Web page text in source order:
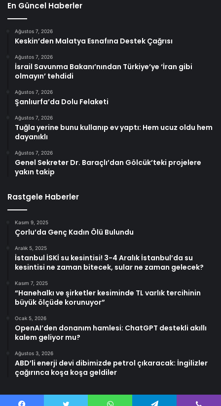
En Güncel Haberler
Ağustos 7, 2026
Keskin’den Malatya Esnafına Destek Çağrısı
Ağustos 7, 2026
İsrail Savunma Bakanı’nından Türkiye’ye ‘İran gibi
olmayın’ tehdidi
Ağustos 7, 2026
Şanlıurfa’da Dolu Felaketi
Ağustos 7, 2026
Tuğla yerine bunu kullanıp ev yaptı: Hem ucuz oldu hem
dayanıklı
Ağustos 7, 2026
Genel Sekreter Dr. Baraçlı’dan Gölcük’teki projelere
yakın takip
Rastgele Haberler
Kasım 9, 2025
Çorlu’da Genç Kadın Ölü Bulundu
Aralık 5, 2025
İstanbul İSKİ su kesintisi! 3-4 Aralık İstanbul’da su
kesintisi ne zaman bitecek, sular ne zaman gelecek?
Kasım 7, 2025
“Hanehalkı ve şirketler kesiminde TL varlık tercihinin
büyük ölçüde korunuyor”
Ocak 5, 2026
OpenAI’den donanım hamlesi: ChatGPT destekli akıllı
kalem geliyor mu?
Ağustos 3, 2026
ABD’li enerji devi dibimizde petrol çıkaracak: İngilizler
çağırınca koşa koşa geldiler